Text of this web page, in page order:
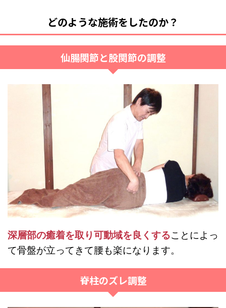
どのような施術をしたのか？
仙腸関節と股関節の調整
深層部の癒着を取り可動域を良くすることによっ
て骨盤が立ってきて腰も楽になります。
脊柱のズレ調整